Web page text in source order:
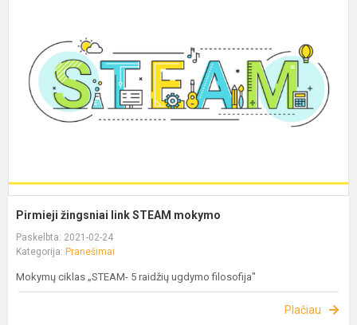
Pirmieji žingsniai link STEAM mokymo
Paskelbta: 2021-02-24
Kategorija: Pranešimai
Mokymų ciklas „STEAM- 5 raidžių ugdymo filosofija"
Plačiau